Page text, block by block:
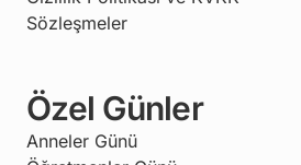
Sözleşmeler
Özel Günler
Anneler Günü